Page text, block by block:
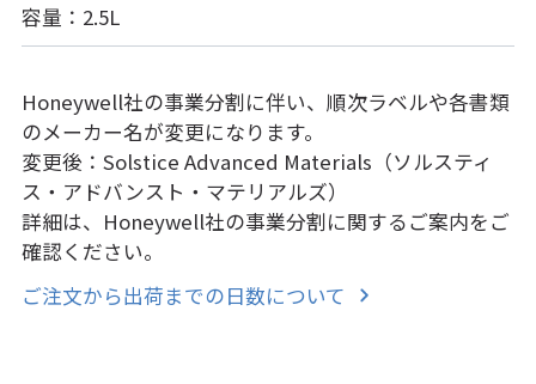
容量：2.5L
Honeywell社の事業分割に伴い、順次ラベルや各書類
のメーカー名が変更になります。
変更後：Solstice Advanced Materials（ソルスティ
ス・アドバンスト・マテリアルズ）
詳細は、Honeywell社の事業分割に関するご案内をご
確認ください。
ご注文から出荷までの日数について